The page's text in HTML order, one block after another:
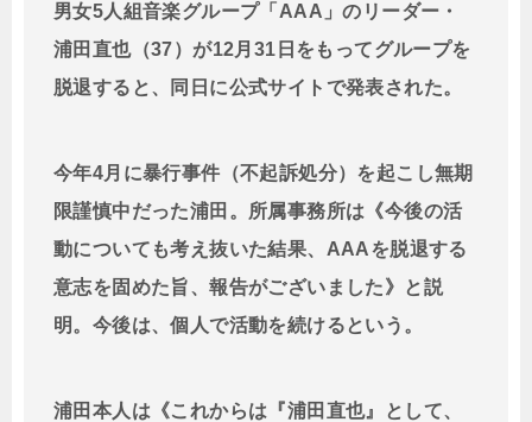
男女5人組音楽グループ「AAA」のリーダー・
浦田直也（37）が12月31日をもってグループを
脱退すると、同日に公式サイトで発表された。
今年4月に暴行事件（不起訴処分）を起こし無期
限謹慎中だった浦田。所属事務所は《今後の活
動についても考え抜いた結果、AAAを脱退する
意志を固めた旨、報告がございました》と説
明。今後は、個人で活動を続けるという。
浦田本人は《これからは『浦田直也』として、